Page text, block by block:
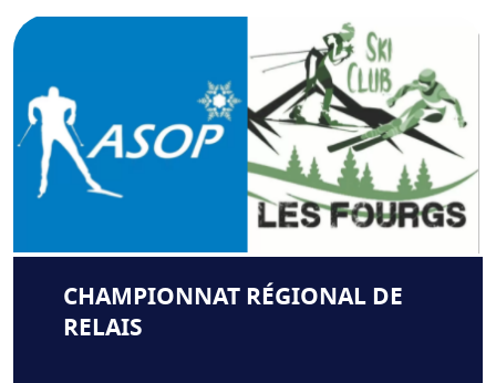
CHAMPIONNAT RÉGIONAL DE
RELAIS